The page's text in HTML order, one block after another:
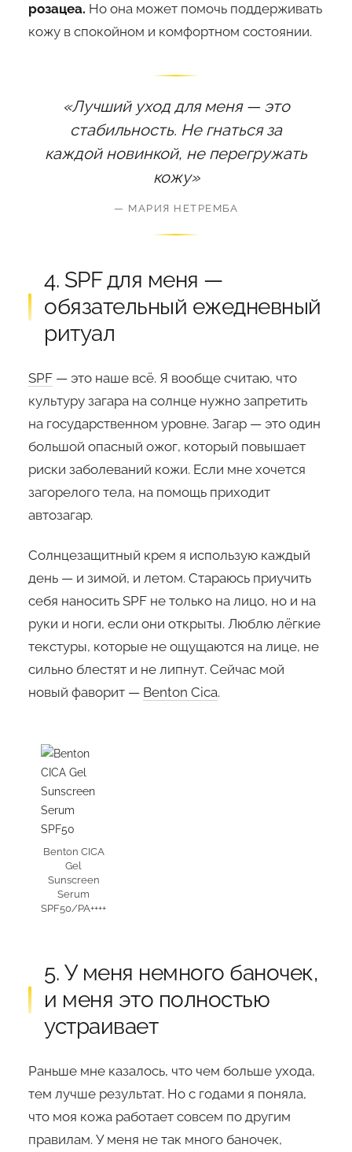
розацеа. Но она может помочь поддерживать
кожу в спокойном и комфортном состоянии.
«Лучший уход для меня — это
стабильность. Не гнаться за
каждой новинкой, не перегружать
кожу»
— МАРИЯ НЕТРЕМБА
4. SPF для меня —
обязательный ежедневный
ритуал
SPF — это наше всё. Я вообще считаю, что
культуру загара на солнце нужно запретить
на государственном уровне. Загар — это один
большой опасный ожог, который повышает
риски заболеваний кожи. Если мне хочется
загорелого тела, на помощь приходит
автозагар.
Солнцезащитный крем я использую каждый
день — и зимой, и летом. Стараюсь приучить
себя наносить SPF не только на лицо, но и на
руки и ноги, если они открыты. Люблю лёгкие
текстуры, которые не ощущаются на лице, не
сильно блестят и не липнут. Сейчас мой
новый фаворит — Benton Cica.
Benton CICA
Gel
Sunscreen
Serum
SPF50/PA++++
5. У меня немного баночек,
и меня это полностью
устраивает
Раньше мне казалось, что чем больше ухода,
тем лучше результат. Но с годами я поняла,
что моя кожа работает совсем по другим
правилам. У меня не так много баночек,